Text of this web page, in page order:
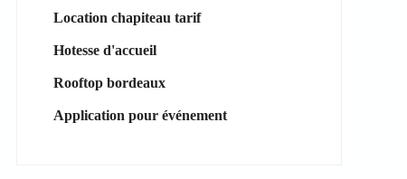
Location chapiteau tarif
Hotesse d'accueil
Rooftop bordeaux
Application pour événement